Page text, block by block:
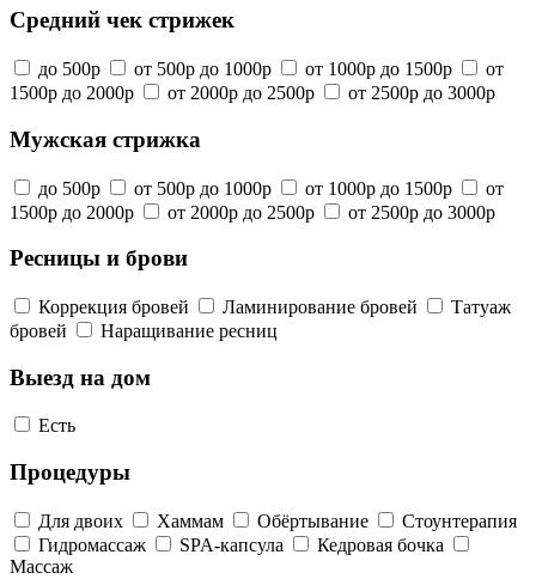
Средний чек стрижек
до 500р от 500р до 1000р от 1000р до 1500р
от
1500р до 2000р
от 2000р до 2500р от 2500р до 3000р
Мужская стрижка
до 500р от 500р до 1000р от 1000р до 1500р
от
1500р до 2000р
от 2000р до 2500р от 2500р до 3000р
Ресницы и брови
Коррекция бровей Ламинирование бровей
Татуаж
бровей
Наращивание ресниц
Выезд на дом
Есть
Процедуры
Для двоих Хаммам Обёртывание
Стоунтерапия
Гидромассаж
SPA-капсула
Кедровая бочка
Массаж